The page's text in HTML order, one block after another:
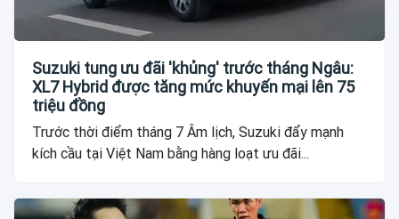
Suzuki tung ưu đãi 'khủng' trước tháng Ngâu:
XL7 Hybrid được tăng mức khuyến mại lên 75
triệu đồng
Trước thời điểm tháng 7 Âm lịch, Suzuki đẩy mạnh
kích cầu tại Việt Nam bằng hàng loạt ưu đãi...